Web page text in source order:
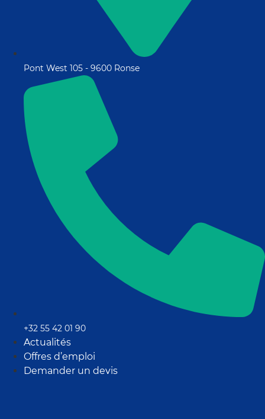
Pont West 105 - 9600 Ronse
+32 55 42 01 90
Actualités
Offres d’emploi
Demander un devis